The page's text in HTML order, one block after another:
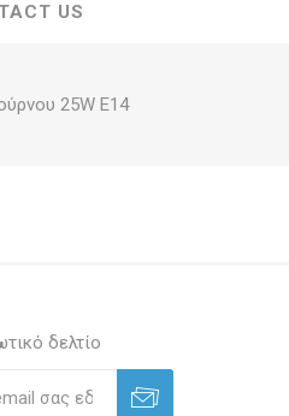
US
25W E14
δελτίο